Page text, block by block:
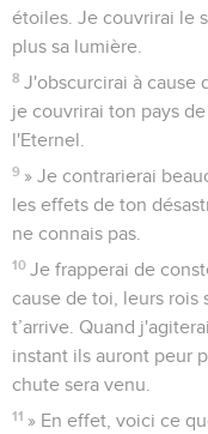
étoiles. Je couvrirai le
plus sa lumière.
8 J'obscurcirai à cause
je couvrirai ton pays
l'Eternel.
9 » Je contrarierai
les effets de ton
ne connais pas.
10 Je frapperai de
cause de toi, leurs rois
t’arrive. Quand
instant ils auront peur
chute sera venu.
11 » En effet, voici ce